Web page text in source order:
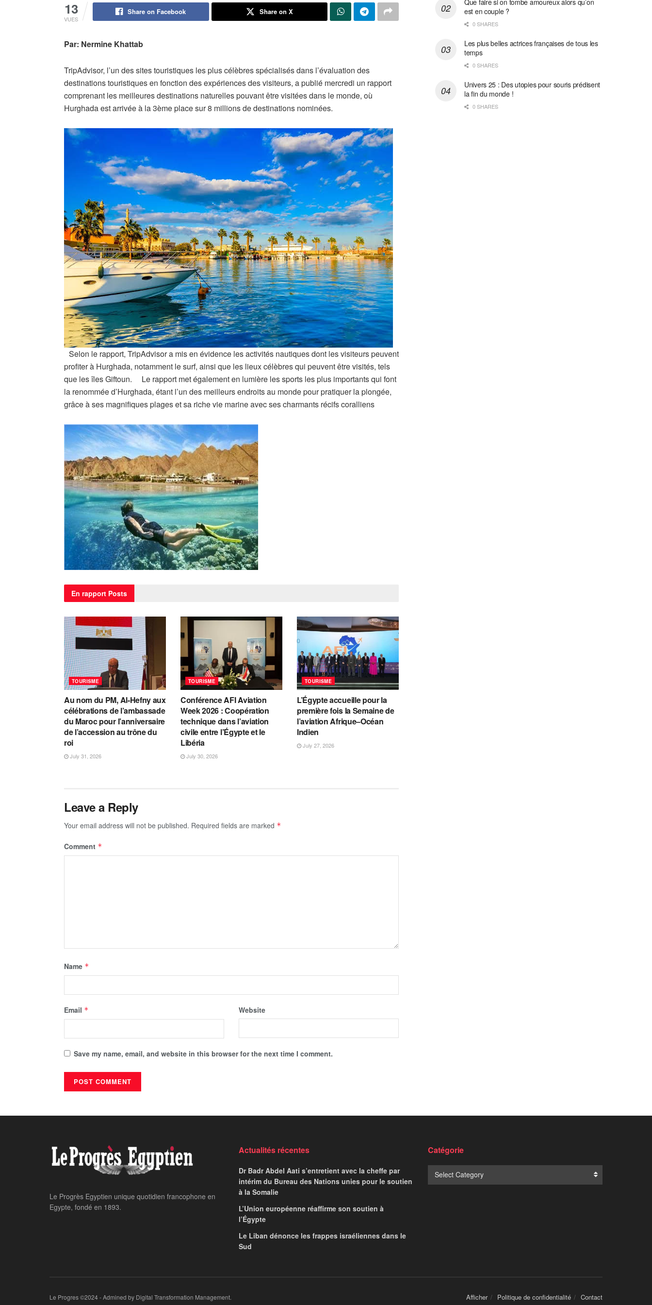
13
VUES
Share on Facebook Share on X
Par: Nermine Khattab
TripAdvisor, l’un des sites touristiques les plus célèbres spécialisés dans l’évaluation des
destinations touristiques en fonction des expériences des visiteurs, a publié mercredi un rapport
comprenant les meilleures destinations naturelles pouvant être visitées dans le monde, où
Hurghada est arrivée à la 3ème place sur 8 millions de destinations nominées.
Selon le rapport, TripAdvisor a mis en évidence les activités nautiques dont les visiteurs peuvent
profiter à Hurghada, notamment le surf, ainsi que les lieux célèbres qui peuvent être visités, tels
que les îles Giftoun. Le rapport met également en lumière les sports les plus importants qui font
la renommée d’Hurghada, étant l’un des meilleurs endroits au monde pour pratiquer la plongée,
grâce à ses magnifiques plages et sa riche vie marine avec ses charmants récifs coralliens
En rapport Posts
TOURISME
Au nom du PM, Al-Hefny aux
célébrations de l’ambassade
du Maroc pour l’anniversaire
de l’accession au trône du
roi
July 31, 2026
TOURISME
Conférence AFI Aviation
Week 2026 : Coopération
technique dans l’aviation
civile entre l’Égypte et le
Libéria
July 30, 2026
TOURISME
L’Égypte accueille pour la
première fois la Semaine de
l’aviation Afrique–Océan
Indien
July 27, 2026
Leave a Reply
Your email address will not be published. Required fields are marked *
Comment *
Name *
Email * Website
Save my name, email, and website in this browser for the next time I comment.
est en couple ?
0 SHARES
Les plus belles actrices françaises de tous les
temps
0 SHARES
Univers 25 : Des utopies pour souris prédisent
la fin du monde !
0 SHARES
Tourisme
Palais de Montaza, un chef d’œuvre
Translate: